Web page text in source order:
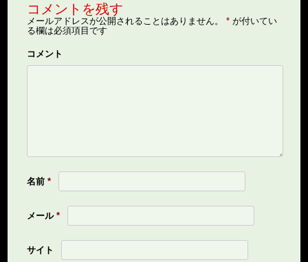
コメントを残す
メールアドレスが公開されることはありません。 * が付いてい
る欄は必須項目です
コメント
名前*
メール*
サイト